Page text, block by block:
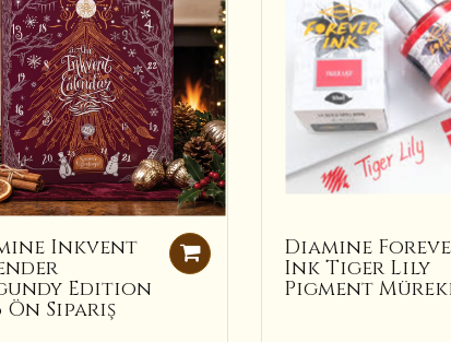
Inkvent
Edition
Ön Sipariş
Diamine
Ink Tiger Lily
Pigment